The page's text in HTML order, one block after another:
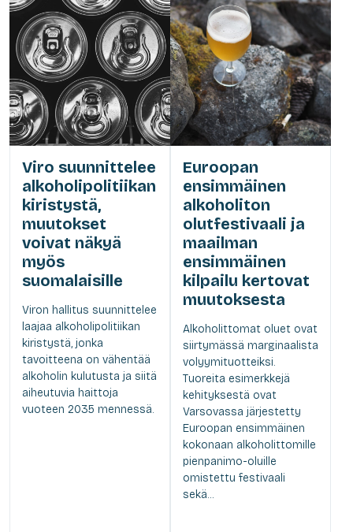
Viro suunnittelee
alkoholipolitiikan
kiristystä,
muutokset
voivat näkyä
myös
suomalaisille
Viron hallitus suunnittelee
laajaa alkoholipolitiikan
kiristystä, jonka
tavoitteena on vähentää
alkoholin kulutusta ja siitä
aiheutuvia haittoja
vuoteen 2035 mennessä.
Euroopan
ensimmäinen
alkoholiton
olutfestivaali ja
maailman
ensimmäinen
kilpailu kertovat
muutoksesta
Alkoholittomat oluet ovat
siirtymässä marginaalista
volyymituotteiksi.
Tuoreita esimerkkejä
kehityksestä ovat
Varsovassa järjestetty
Euroopan ensimmäinen
kokonaan alkoholittomille
pienpanimo-oluille
omistettu festivaali
sekä...